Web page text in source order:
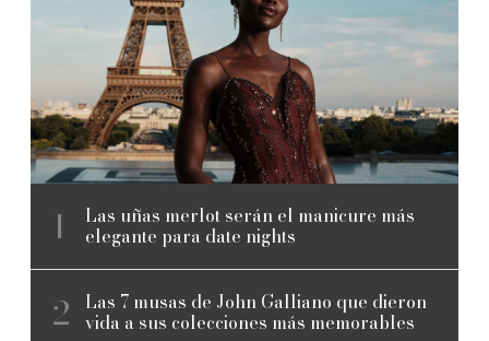
Las uñas merlot serán el manicure más
elegante para date nights
Las 7 musas de John Galliano que dieron
vida a sus colecciones más memorables